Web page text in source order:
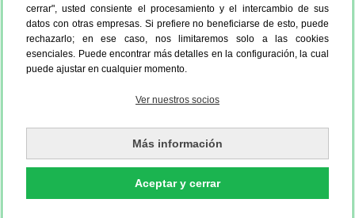
cerrar", usted consiente el procesamiento y el intercambio de sus
datos con otras empresas. Si prefiere no beneficiarse de esto, puede
rechazarlo; en ese caso, nos limitaremos solo a las cookies
esenciales. Puede encontrar más detalles en la configuración, la cual
puede ajustar en cualquier momento.
Ver nuestros socios
Más información
Aceptar y cerrar
álbum de niños personalizado!
Echa un vistazo a nuestros modelos infantiles. Ya
sea un álbum para niños pequeños o más grandes,
incluir frases divertidas o bonitas imágenes
prediseñadas, con total flexibilidad.